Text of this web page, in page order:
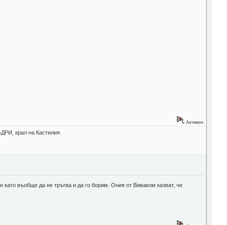
Активен
крал на Кастилия.
въобще да не тръгва и да го борим. Ония от Виваком казват, че